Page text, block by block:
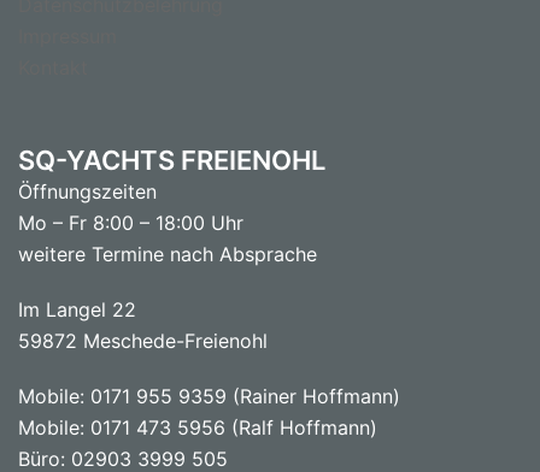
SQ-YACHTS FREIENOHL
Öffnungszeiten
Mo – Fr 8:00 – 18:00 Uhr
weitere Termine nach Absprache
Im Langel 22
59872 Meschede-Freienohl
Mobile: 0171 955 9359 (Rainer Hoffmann)
Mobile: 0171 473 5956 (Ralf Hoffmann)
Büro: 02903 3999 505